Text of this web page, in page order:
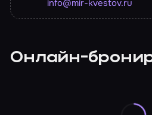
info@mir-kvestov.ru
Онлайн-